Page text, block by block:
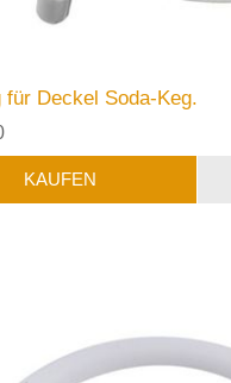
für Deckel Soda-Keg.